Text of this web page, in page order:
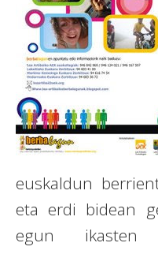
euskaldun
eta erdi bidean
egun ikasten